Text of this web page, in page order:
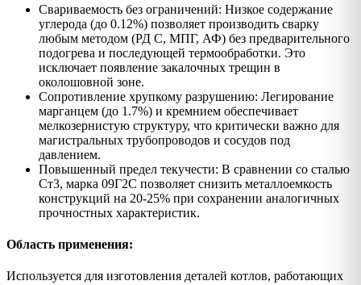
Свариваемость без ограничений: Низкое содержание
углерода (до 0.12%) позволяет производить сварку
любым методом (РД С, МПГ, АФ) без предварительного
подогрева и последующей термообработки. Это
исключает появление закалочных трещин в
околошовной зоне.
Сопротивление хрупкому разрушению: Легирование
марганцем (до 1.7%) и кремнием обеспечивает
мелкозернистую структуру, что критически важно для
магистральных трубопроводов и сосудов под
давлением.
Повышенный предел текучести: В сравнении со сталью
Ст3, марка 09Г2С позволяет снизить металлоемкость
конструкций на 20-25% при сохранении аналогичных
прочностных характеристик.
Область применения:
Используется для изготовления деталей котлов, работающих